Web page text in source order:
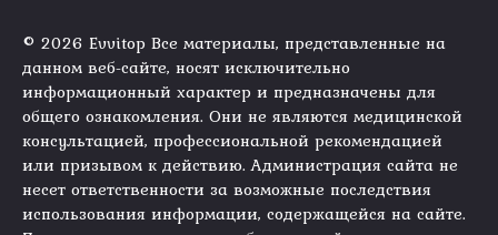
© 2026 Evvitop Все материалы, представленные на
данном веб-сайте, носят исключительно
информационный характер и предназначены для
общего ознакомления. Они не являются медицинской
консультацией, профессиональной рекомендацией
или призывом к действию. Администрация сайта не
несет ответственности за возможные последствия
использования информации, содержащейся на сайте.